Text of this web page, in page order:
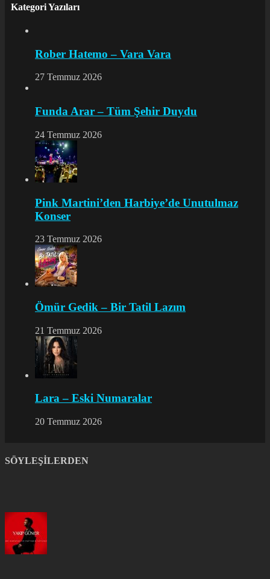
Kategori Yazıları
Rober Hatemo – Vara Vara
27 Temmuz 2026
Funda Arar – Tüm Şehir Duydu
24 Temmuz 2026
Pink Martini’den Harbiye’de Unutulmaz
Konser
23 Temmuz 2026
Ömür Gedik – Bir Tatil Lazım
21 Temmuz 2026
Lara – Eski Numaralar
20 Temmuz 2026
SÖYLEŞİLERDEN